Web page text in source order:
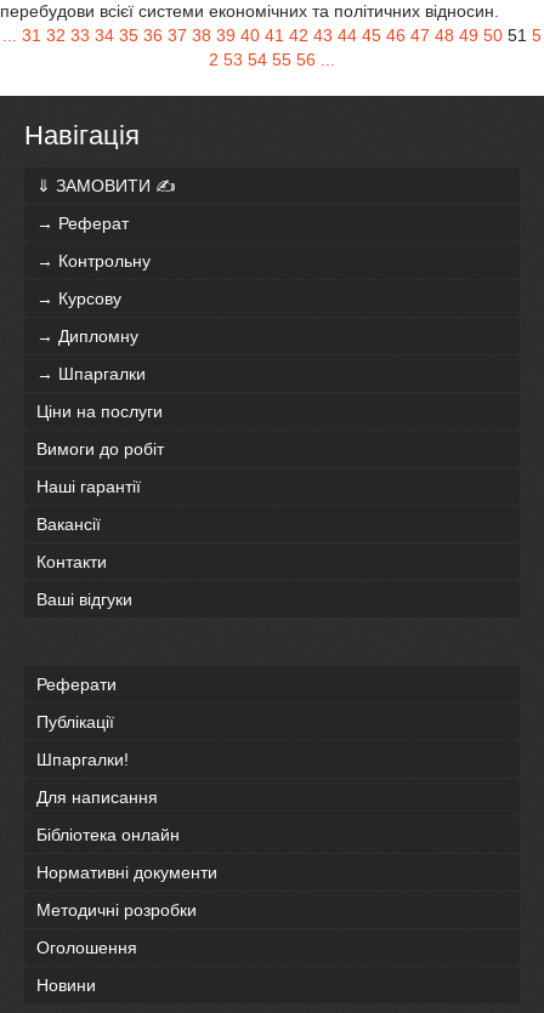
перебудови всієї системи економічних та політичних відносин.
31 32 33 34 35 36 37 38 39 40 41 42 43 44 45 46 47 48 49 50 51 5
2 53 54 55 56
Навігація
⇓ ЗАМОВИТИ ✍
→ Реферат
→ Контрольну
→ Курсову
→ Дипломну
→ Шпаргалки
Ціни на послуги
Вимоги до робіт
Наші гарантії
Вакансії
Контакти
Ваші відгуки
Реферати
Публікації
Шпаргалки!
Для написання
Бібліотека онлайн
Нормативні документи
Методичні розробки
Оголошення
Новини